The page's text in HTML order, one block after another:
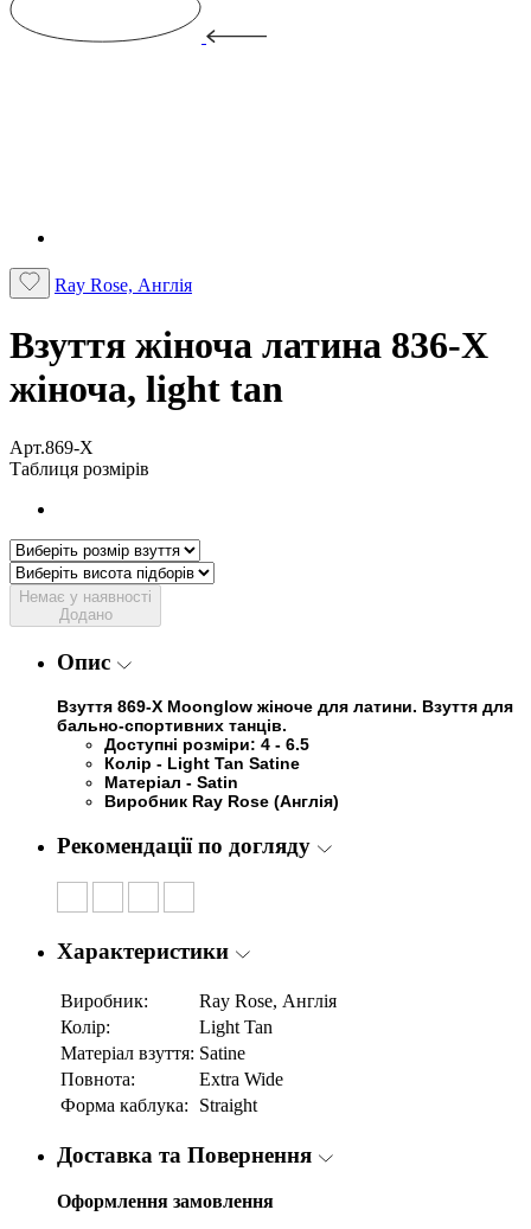
Ray Rose, Англія
Взуття жіноча латина 836-X
жіноча, light tan
Арт.869-X
Таблиця розмірів
Немає у наявності
Додано
Опис
Взуття 869-X Moonglow жіноче для латини. Взуття для
бально-спортивних танців.
Доступні розміри: 4 - 6.5
Колір - Light Tan Satine
Матеріал - Satin
Виробник Ray Rose (Англія)
Рекомендації по догляду
Характеристики
Виробник:
Ray Rose, Англія
Колір:
Light Tan
Матеріал взуття: Satine
Повнота:
Extra Wide
Форма каблука:
Straight
Доставка та Повернення
Оформлення замовлення